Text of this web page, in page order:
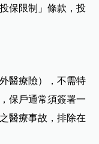
保限制」條款，投
醫療險），不需特
保戶通常須簽署一
醫療事故，排除在